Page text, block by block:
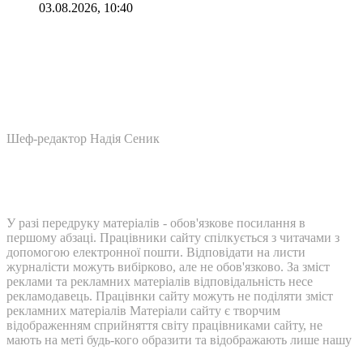
03.08.2026, 10:40
Шеф-редактор Надія Сеник
У разі передруку матеріалів - обов'язкове посилання в
першому абзаці. Працівники сайту спілкується з читачами з
допомогою електронної пошти. Відповідати на листи
журналісти можуть вибірково, але не обов'язково. За зміст
реклами та рекламних матеріалів відповідальність несе
рекламодавець. Працівнки сайту можуть не поділяти зміст
рекламних матеріалів Матеріали сайту є творчим
відображенням сприйняття світу працівниками сайту, не
мають на меті будь-кого образити та відображають лише нашу